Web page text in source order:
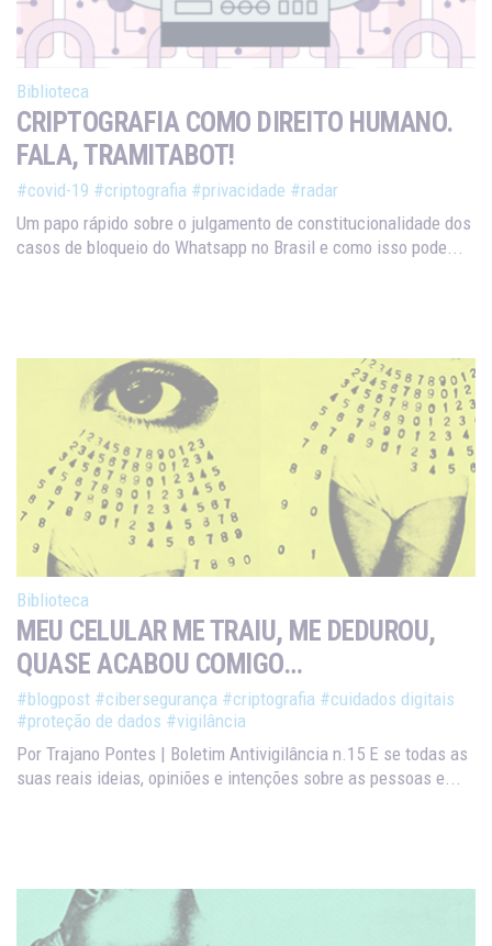
Biblioteca
CRIPTOGRAFIA COMO DIREITO HUMANO.
FALA, TRAMITABOT!
#covid-19 #criptografia #privacidade #radar
Um papo rápido sobre o julgamento de constitucionalidade dos
casos de bloqueio do Whatsapp no Brasil e como isso pode...
Biblioteca
MEU CELULAR ME TRAIU, ME DEDUROU,
QUASE ACABOU COMIGO…
#blogpost #cibersegurança #criptografia #cuidados digitais
#proteção de dados #vigilância
Por Trajano Pontes | Boletim Antivigilância n.15 E se todas as
suas reais ideias, opiniões e intenções sobre as pessoas e...